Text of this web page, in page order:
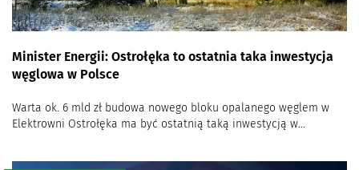
Minister Energii: Ostrołęka to ostatnia taka inwestycja
węglowa w Polsce
Warta ok. 6 mld zł budowa nowego bloku opalanego węglem w
Elektrowni Ostrołęka ma być ostatnią taką inwestycją w...